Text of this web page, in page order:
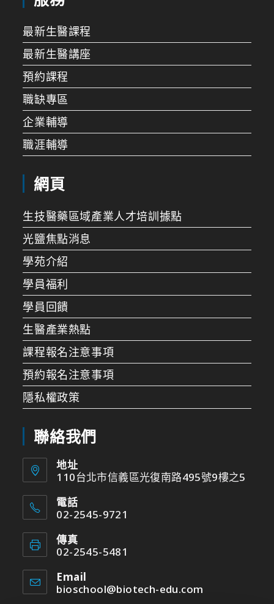
最新生醫課程
最新生醫講座
預約課程
職缺專區
企業輔導
職涯輔導
網頁
生技醫藥區域產業人才培訓據點
光鹽焦點消息
學苑介紹
學員福利
學員回饋
生醫產業熱點
課程報名注意事項
預約報名注意事項
隱私權政策
聯絡我們
地址
110台北市信義區光復南路495號9樓之5
電話
02-2545-9721
傳真
02-2545-5481
Email
bioschool@biotech-edu.com